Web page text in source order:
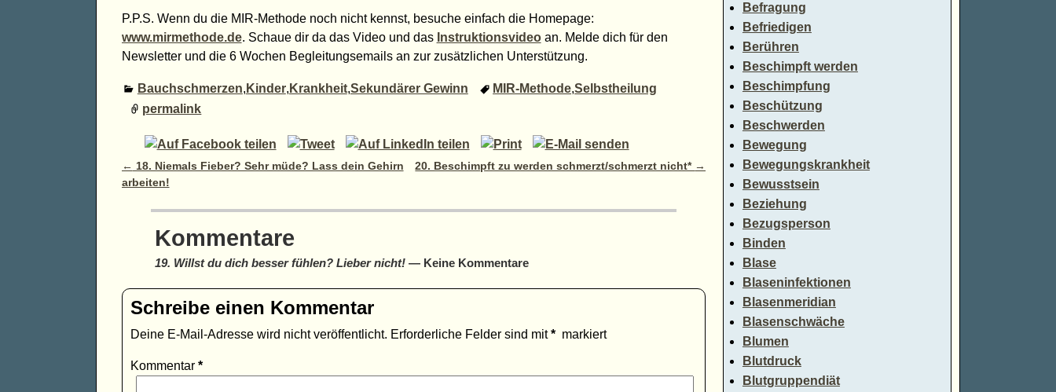
P.P.S. Wenn du die MIR-Methode noch nicht kennst, besuche einfach die Homepage:
www.mirmethode.de. Schaue dir da das Video und das Instruktionsvideoan. Melde dich für den
Newsletter und die 6 Wochen Begleitungsemails an zur zusätzlichen Unterstützung.
Bauchschmerzen, Kinder, Krankheit,Sekundärer Gewinn MIR-Methode,Selbstheilung
permalink
Artikelnavigation
← 18. Niemals Fieber? Sehr müde? Lass dein Gehirn
arbeiten!
20. Beschimpft zu werden schmerzt/schmerzt nicht* →
Kommentare
19. Willst du dich besser fühlen? Lieber nicht!— Keine Kommentare
Schreibe einen Kommentar
Deine E-Mail-Adresse wird nicht veröffentlicht. Erforderliche Felder sind mit* markiert
Kommentar *
Befragung
Befriedigen
Berühren
Beschimpft werden
Beschimpfung
Beschützung
Beschwerden
Bewegung
Bewegungskrankheit
Bewusstsein
Beziehung
Bezugsperson
Binden
Blase
Blaseninfektionen
Blasenmeridian
Blasenschwäche
Blumen
Blutdruck
Blutgruppendiät